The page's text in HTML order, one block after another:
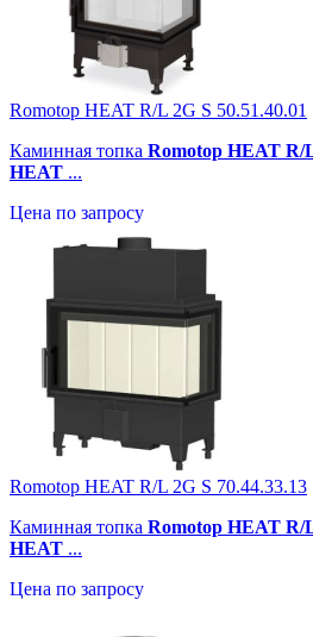
Romotop HEAT R/L 2G S 50.51.40.01
Каминная топка Romotop HEAT R/
HEAT ...
Цена по запросу
Romotop HEAT R/L 2G S 70.44.33.13
Каминная топка Romotop HEAT R/
HEAT ...
Цена по запросу